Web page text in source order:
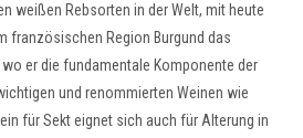
weißen Rebsorten in der Welt, mit heute
französischen Region Burgund das
er die fundamentale Komponente der
und renommierten Weinen wie
für Sekt eignet sich auch für Alterung in